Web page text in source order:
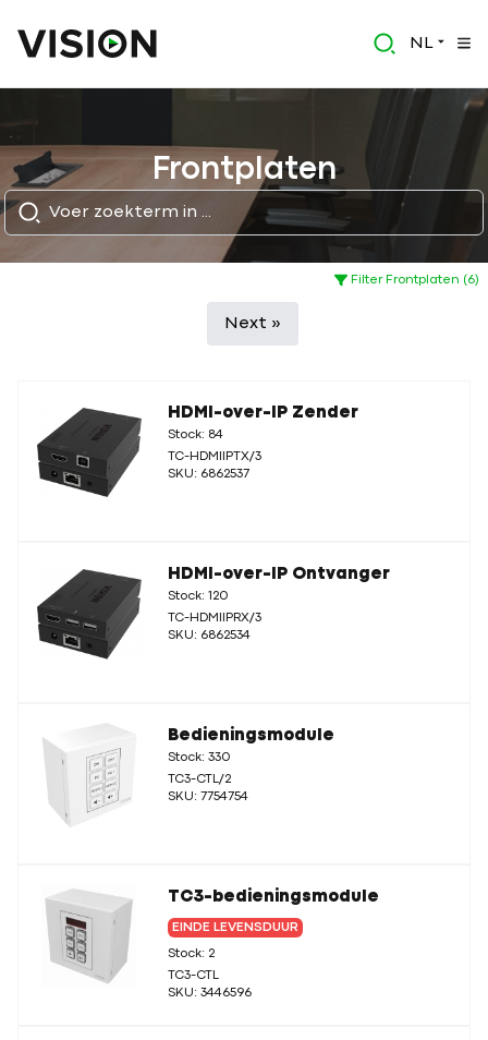
NL
Frontplaten
Filter Frontplaten (6)
Next »
HDMI-over-IP Zender
Stock: 84
TC-HDMIIPTX/3
SKU: 6862537
HDMI-over-IP Ontvanger
Stock: 120
TC-HDMIIPRX/3
SKU: 6862534
Bedieningsmodule
Stock: 330
TC3-CTL/2
SKU: 7754754
TC3-bedieningsmodule
EINDE LEVENSDUUR
Stock: 2
TC3-CTL
SKU: 3446596